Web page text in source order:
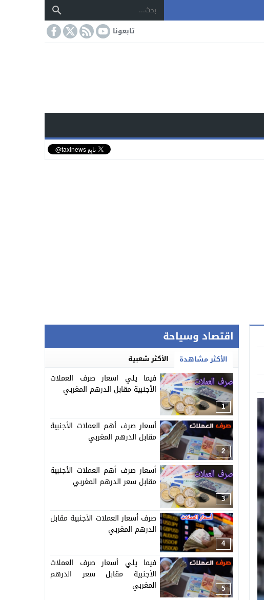
تابعونا
اقتصاد وسياحة
الأكثر مشاهدة الأكثر شعبية
1
فيما يلي اسعار صرف العملات
الأجنبية مقابل الدرهم المغربي
2
أسعار صرف أهم العملات الأجنبية
مقابل الدرهم المغربي
3
أسعار صرف أهم العملات الأجنبية
مقابل سعر الدرهم المغربي
4
صرف أسعار العملات الأجنبية مقابل
الدرهم المغربي
5
فيما يلي أسعار صرف العملات
الأجنبية مقابل سعر الدرهم
المغربي